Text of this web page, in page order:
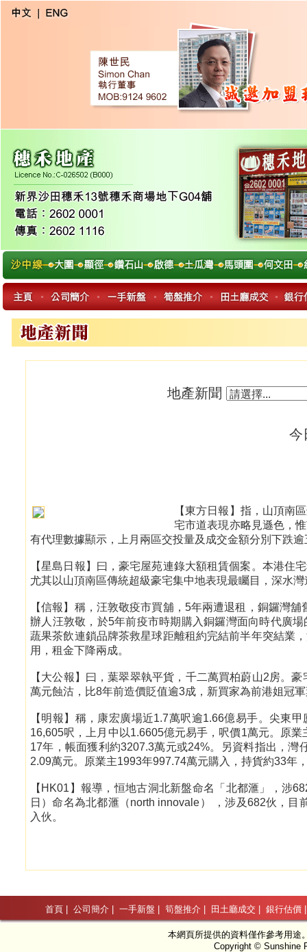
地產新聞
今
【東方日報】指，山頂南
宅市道表現亦略見遜色，
有代理數據顯示，上月兩區交投量及成交金額分別下跌
【星島日報】曰，豪宅屋苑連錄大額租賃個案。本港住
尤其以山頂南區傳統超級豪宅集中地表現最矚目，深水
【信報】稱，汪敦敬疫市買舖，5年兩遭退租，銅鑼灣
辦人汪敦敬，於5年前疫市時期購入銅鑼灣面向時代廣
蔬果茶飲連鎖品牌茶救星球距離租約完結前半年突結業
用，租金下降兩成。
【大公報】曰，葉翠翠執平貨，千二萬買柏蔚山2房。
萬元蝕沽，比8年前造價貶值逾3成，新買家為前港姐冠
【明報】稱，康宏廣場近1.7萬呎逾1.66億易手。尖東
16,605呎，上月中以1.6605億元易手，呎價1萬元。原
17年，帳面獲利約3207.3萬元或24%。另資料指出，
2.09萬元。原業主1993年997.74萬元購入，持貨約33年
【HK01】報導，恒地古洞北新盤命名「北都滙」，涉
日）命名為北都滙（north innovale） ，涉及682伙，
入伙。
首頁| 公司簡介| 一手新盤| 筍盤推介| 田土廳成交 銀行估價
本網頁所提供的資料僅作參考用途
Copyright © Sunshine